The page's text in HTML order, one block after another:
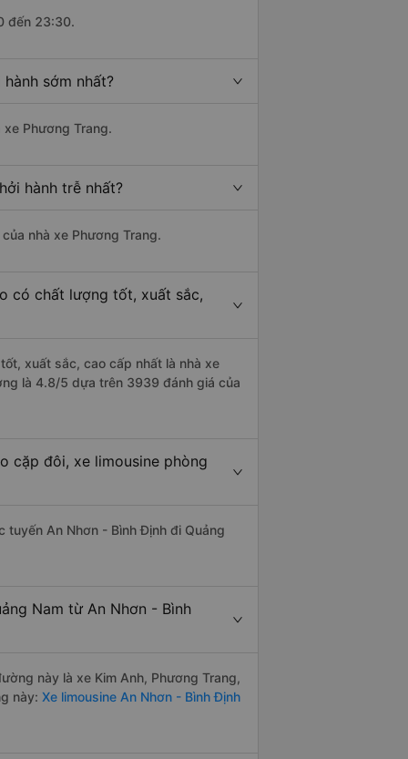
đến 23:30.
sớm nhất?
Phương Trang.
hành trễ nhất?
nhà xe Phương Trang.
có chất lượng tốt, xuất sắc,
xuất sắc, cao cấp nhất là nhà xe
là 4.8/5 dựa trên 3939 đánh giá của
cặp đôi, xe limousine phòng
tuyến An Nhơn - Bình Định đi Quảng
Nam từ An Nhơn - Bình
này là xe Kim Anh, Phương Trang,
này: Xe limousine An Nhơn - Bình Định